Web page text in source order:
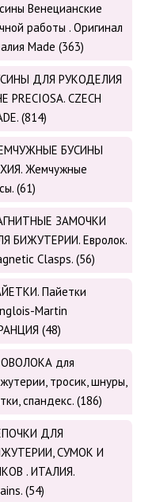
Венецианские
работы . Оригинал
Made (363)
ДЛЯ РУКОДЕЛИЯ
PRECIOSA. CZECH
(814)
БУСИНЫ
Жемчужные
(61)
ЗАМОЧКИ
БИЖУТЕРИИ. Евролок.
Сlasps. (56)
Пайетки
Martin
(48)
для
тросик, шнуры,
cпандекс. (186)
ДЛЯ
СУМОК И
. ИТАЛИЯ.
(54)